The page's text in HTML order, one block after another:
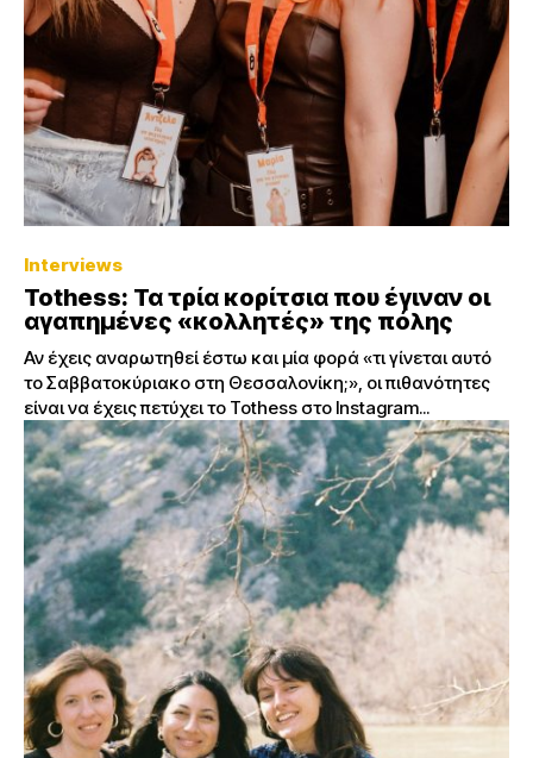
Interviews
Tothess: Τα τρία κορίτσια που έγιναν οι
αγαπημένες «κολλητές» της πόλης
Αν έχεις αναρωτηθεί έστω και μία φορά «τι γίνεται αυτό
το Σαββατοκύριακο στη Θεσσαλονίκη;», οι πιθανότητες
είναι να έχεις πετύχει το Tothess στο Instagram...